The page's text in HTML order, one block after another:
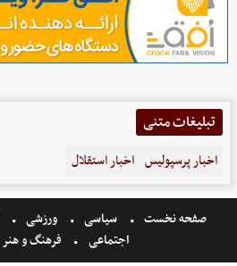
تبلیغات متنی
اخبار پرسپولیس اخبار استقلال
صفحه نخست سیاسی ورزشی
اجتماعی
فرهنگ و هنر